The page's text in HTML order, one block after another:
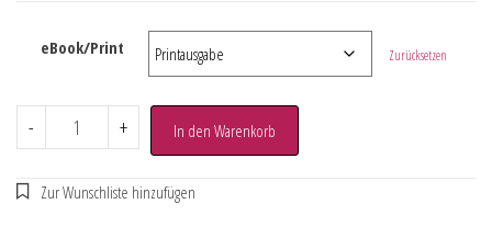
eBook/Print Zurücksetzen
- + In den Warenkorb